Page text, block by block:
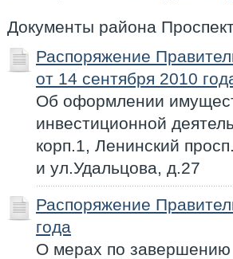
Документы района
Распоряжение
от 14 сентября 2010
Об оформлении
инвестиционной
корп.1, Ленинский
и ул.Удальцова, д.27
Распоряжение
года
О мерах по завершению